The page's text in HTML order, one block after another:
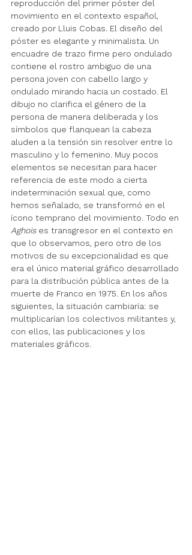
reproducción del primer póster del
movimiento en el contexto español,
creado por Lluis Cobas. El diseño del
póster es elegante y minimalista. Un
encuadre de trazo firme pero ondulado
contiene el rostro ambiguo de una
persona joven con cabello largo y
ondulado mirando hacia un costado. El
dibujo no clarifica el género de la
persona de manera deliberada y los
símbolos que flanquean la cabeza
aluden a la tensión sin resolver entre lo
masculino y lo femenino. Muy pocos
elementos se necesitan para hacer
referencia de este modo a cierta
indeterminación sexual que, como
hemos señalado, se transformó en el
ícono temprano del movimiento. Todo en
Aghois es transgresor en el contexto en
que lo observamos, pero otro de los
motivos de su excepcionalidad es que
era el único material gráfico desarrollado
para la distribución pública antes de la
muerte de Franco en 1975. En los años
siguientes, la situación cambiaría: se
multiplicarían los colectivos militantes y,
con ellos, las publicaciones y los
materiales gráficos.